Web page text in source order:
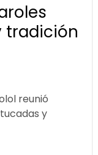
tradición
reunió
y